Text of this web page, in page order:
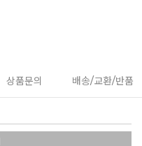
상품문의 배송/교환/반품